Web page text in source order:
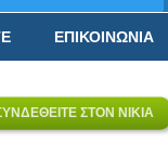
ΕΠΙΚΟΙΝΩΝΙΑ
ΣΤΟΝ ΝΙΚΙΑ